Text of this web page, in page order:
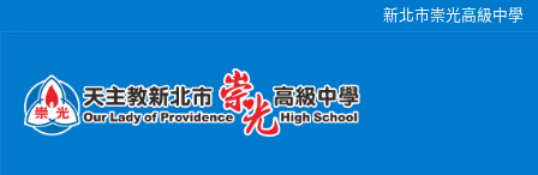
新北市崇光高級中學